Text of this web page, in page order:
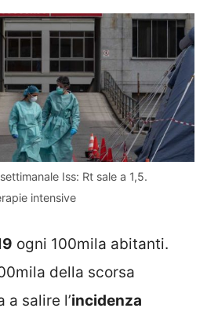
Iss: Rt sale a 1,5.
intensive
ogni 100mila abitanti.
della scorsa
a salire l’incidenza